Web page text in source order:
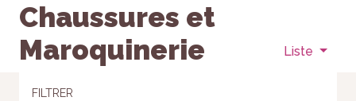
Chaussures et
Maroquinerie
Liste
FILTRER